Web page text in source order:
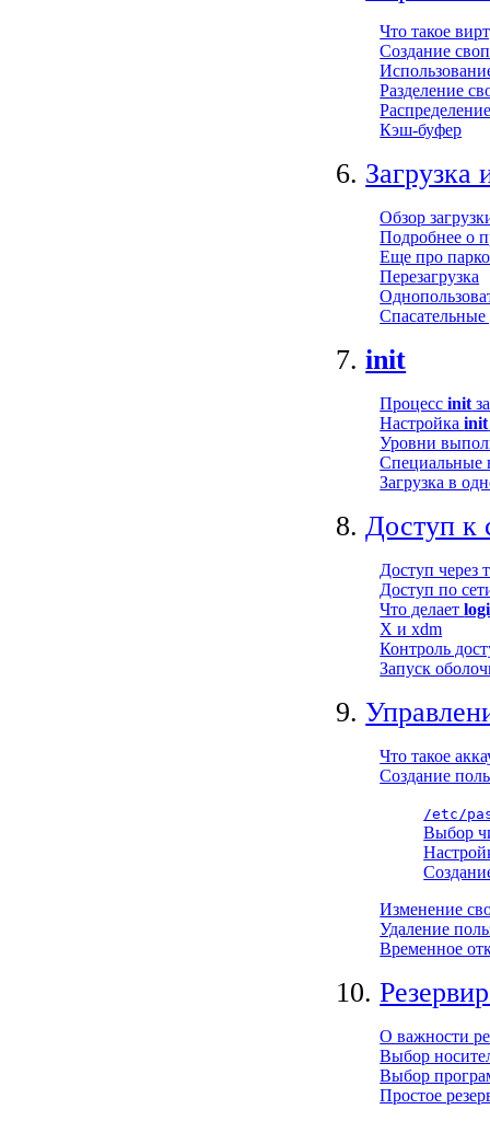
Что такое
Создание
Разделение
Кэш-буфер
6. Загрузка
Обзор
Подробнее о
Еще про
Перезагрузка
Спасательные
7.init
Процессinit
Настройкаinit
Уровни
Специальные
Загрузка в
8.Доступ к
Доступ через
Доступ по
Что делает
X и xdm
Контроль
Запуск
9.
Что такое
Создание
/etc/
Выбор
Изменение
Удаление
Временное
10.
О важности
Выбор
Выбор
Простое